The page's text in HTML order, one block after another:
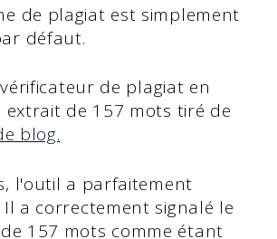
de plagiat est simplement
défaut.
de plagiat en
de 157 mots tiré de
blog.
l'outil a parfaitement
a correctement signalé le
157 mots comme étant